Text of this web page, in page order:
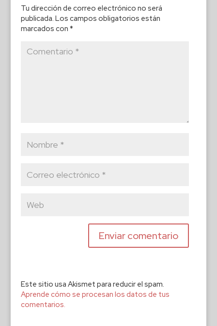
Tu dirección de correo electrónico no será
publicada. Los campos obligatorios están
marcados con *
Este sitio usa Akismet para reducir el spam.
Aprende cómo se procesan los datos de tus
comentarios.